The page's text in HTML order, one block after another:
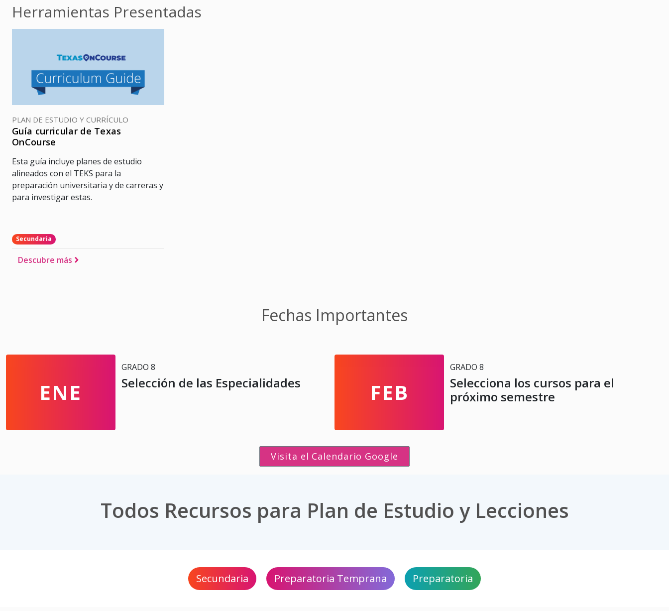
Herramientas Presentadas
PLAN DE ESTUDIO Y CURRÍCULO
Guía curricular de Texas
OnCourse
Esta guía incluye planes de estudio
alineados con el TEKS para la
preparación universitaria y de carreras y
para investigar estas.
Secundaria
Descubre más
Fechas Importantes
ENE
GRADO 8
Selección de las Especialidades FEB
GRADO 8
Selecciona los cursos para el
próximo semestre
Visita el Calendario Google
Todos Recursos para Plan de Estudio y Lecciones
Secundaria Preparatoria Temprana Preparatoria